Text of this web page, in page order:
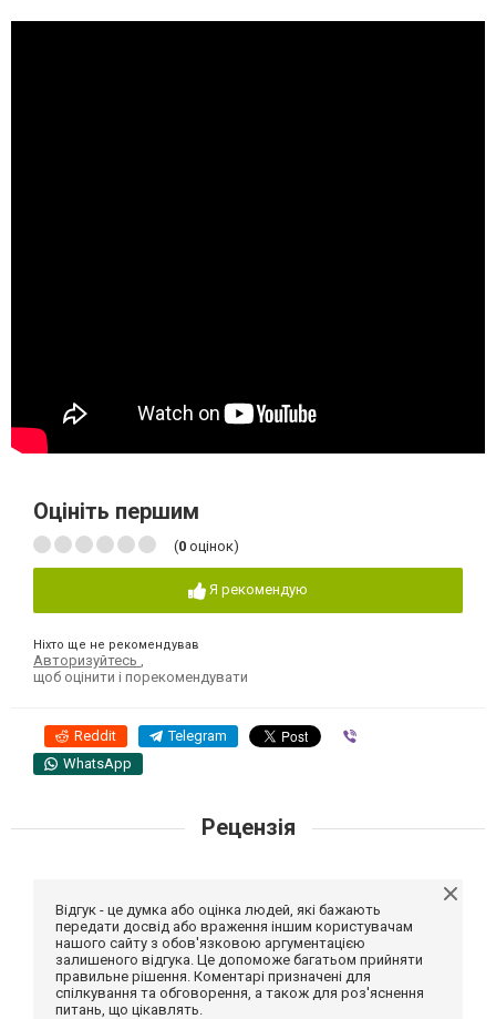
Оцініть першим
(0 оцінок)
Я рекомендую
Ніхто ще не рекомендував
Авторизуйтесь
щоб оцінити і порекомендувати
Reddit Telegram
WhatsApp
Рецензія
Відгук - це думка або оцінка людей, які бажають
передати досвід або враження іншим користувачам
нашого сайту з обов'язковою аргументацією
залишеного відгука. Це допоможе багатьом прийняти
правильне рішення. Коментарі призначені для
спілкування та обговорення, а також для роз'яснення
питань, що цікавлять.